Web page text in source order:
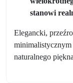
stanowi
Elegancki,
minimalistycznym
naturalnego